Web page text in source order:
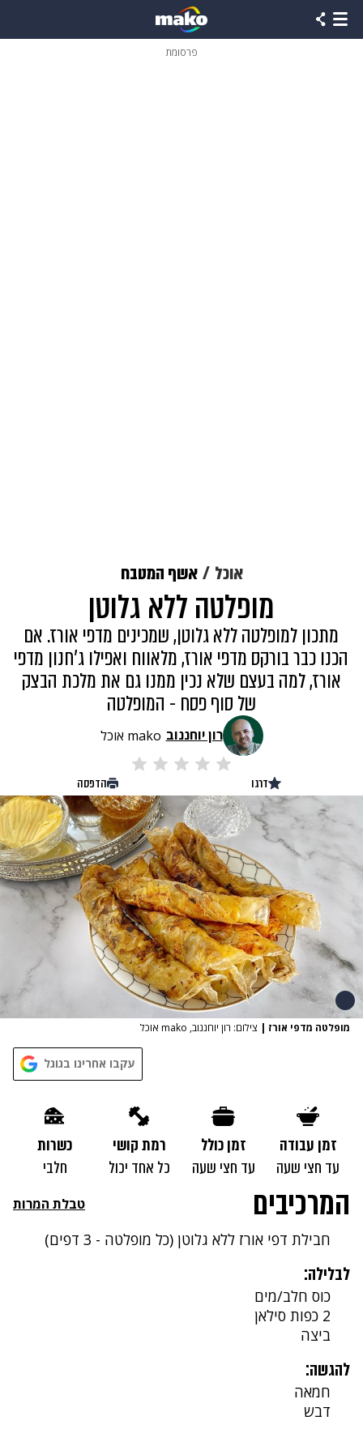
פרסומת
אוכל אשף המטבח
מופלטה ללא גלוטן
מתכון למופלטה ללא גלוטן, שמכינים מדפי אורז. אם
הכנו כבר בורקס מדפי אורז, מלאווח ואפילו ג'חנון מדפי
אורז, למה בעצם שלא נכין ממנו גם את מלכת הבצק
של סוף פסח - המופלטה
רון יוחננוב mako אוכל
דרגו הדפסה
מופלטה מדפי אורז | צילום: רון יוחננוב, mako אוכל
עקבו אחרינו בגוגל
זמן עבודה
עד חצי שעה
זמן כולל
עד חצי שעה
רמת קושי
כל אחד יכול
כשרות
חלבי
המרכיבים טבלת המרות
חבילת דפי אורז ללא גלוטן (כל מופלטה - 3 דפים)
לבלילה:
כוס חלב/מים
2 כפות סילאן
ביצה
להגשה:
חמאה
דבש